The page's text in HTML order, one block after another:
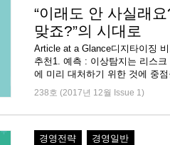
“이래도 안 사실래
맞죠?”의 시대로
Article at a Glance디지타이징
추천1. 예측 : 이상탐지는 리스
에 미리 대처하기 위한 것에 중
238호 (2017년 12월 Issue 1)
경영전략 경영일반